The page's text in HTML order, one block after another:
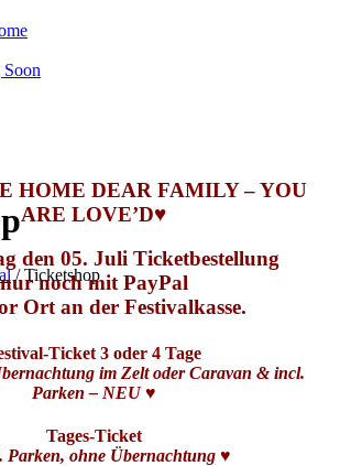
/Ticketshop
HOME DEAR FAMILY – YOU
ARE LOVE’D♥
den 05. Juli Ticketbestellung
nur noch mit PayPal
Ort an der Festivalkasse.
Ticket 3 oder 4 Tage
im Zelt oder Caravan & incl.
Parken – NEU♥
Tages-Ticket
Parken, ohne Übernachtung ♥